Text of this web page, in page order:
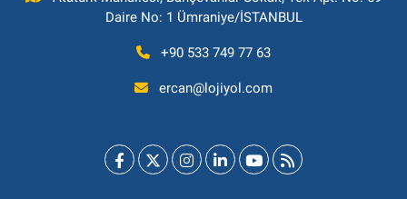
Daire No: 1 Ümraniye/İSTANBUL
+90 533 749 77 63
ercan@lojiyol.com